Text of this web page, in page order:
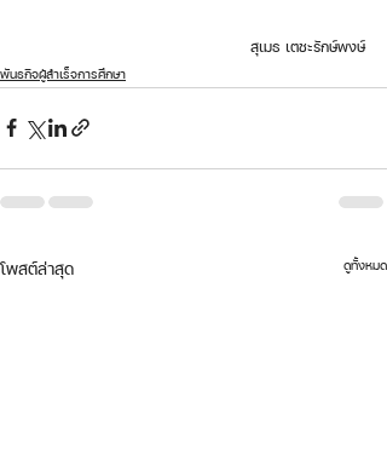
สุเมธ เตชะรักษ์พงษ์
พันธกิจผู้สำเร็จการศึกษา
โพสต์ล่าสุด ดูทั้งหมด